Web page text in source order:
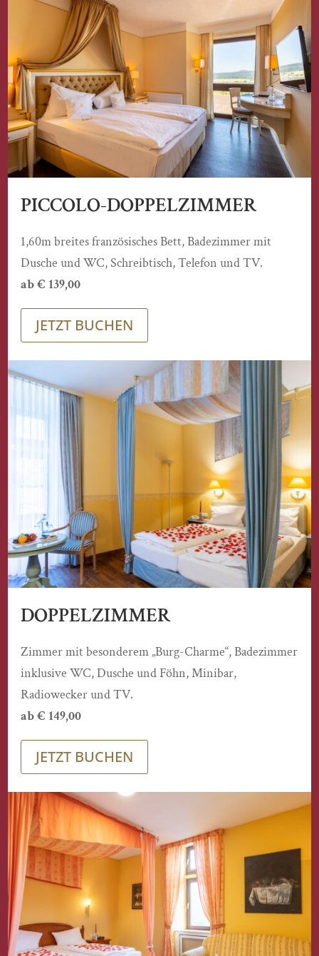
PICCOLO-DOPPELZIMMER
1,60m breites französisches Bett, Badezimmer mit
Dusche und WC, Schreibtisch, Telefon und TV.
ab € 139,00
JETZT BUCHEN
DOPPELZIMMER
Zimmer mit besonderem „Burg-Charme“, Badezimmer
inklusive WC, Dusche und Föhn, Minibar,
Radiowecker und TV.
ab € 149,00
JETZT BUCHEN